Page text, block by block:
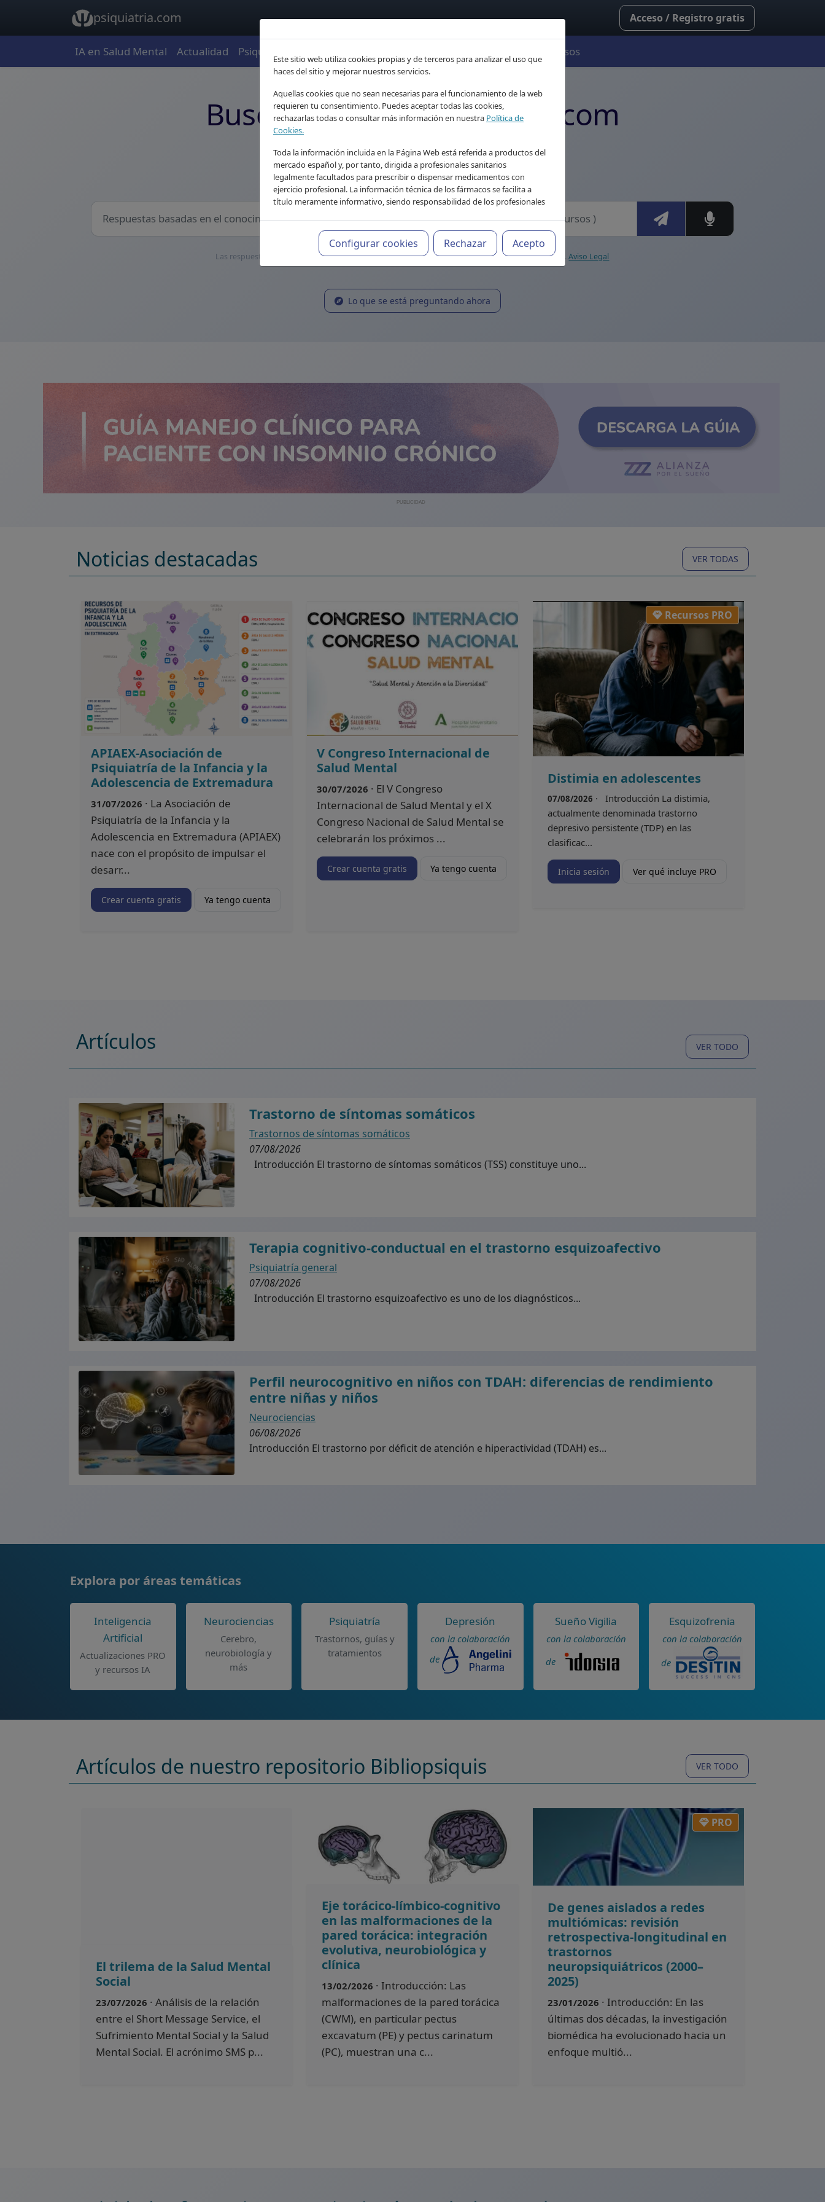
psiquiatria.com Acceso / Registro gratis
IA en Salud Mental Actualidad Psiquiatría Cursos
Este sitio web utiliza cookies propias y de terceros para analizar el uso que
haces del sitio y mejorar nuestros servicios.
Aquellas cookies que no sean necesarias para el funcionamiento de la web
requieren tu consentimiento. Puedes aceptar todas las cookies,
rechazarlas todas o consultar más información en nuestra Política de
Cookies.
Toda la información incluida en la Página Web está referida a productos del
mercado español y, por tanto, dirigida a profesionales sanitarios
legalmente facultados para prescribir o dispensar medicamentos con
ejercicio profesional. La información técnica de los fármacos se facilita a
título meramente informativo, siendo responsabilidad de los profesionales
Configurar cookies Rechazar Acepto
Psiquiatria.com: conocimiento clínico para profesionales de la
Buscador IA de Psiquiatria.com
Tu asistente de conocimiento profesional, 24/7
Las respuestas tienen finalidad informativa y educativa. No sustituyen el juicio clínico profesional.Aviso Legal
Lo que se está preguntando ahora
PUBLICIDAD
Noticias destacadas VER TODAS
APIAEX-Asociación de
Psiquiatría de la Infancia y la
Adolescencia de Extremadura
31/07/2026 · La Asociación de
Psiquiatría de la Infancia y la
Adolescencia en Extremadura (APIAEX)
nace con el propósito de impulsar el
desarr...
Crear cuenta gratis Ya tengo cuenta
V Congreso Internacional de
Salud Mental
30/07/2026 · El V Congreso
Internacional de Salud Mental y el X
Congreso Nacional de Salud Mental se
celebrarán los próximos ...
Crear cuenta gratis Ya tengo cuenta
Recursos PRO
Distimia en adolescentes
07/08/2026 · Introducción La distimia,
actualmente denominada trastorno
depresivo persistente (TDP) en las
clasificac...
Inicia sesión Ver qué incluye PRO
Artículos VER TODO
Trastorno de síntomas somáticos
Trastornos de síntomas somáticos
07/08/2026
Introducción El trastorno de síntomas somáticos (TSS) constituye uno...
Terapia cognitivo-conductual en el trastorno esquizoafectivo
Psiquiatría general
07/08/2026
Introducción El trastorno esquizoafectivo es uno de los diagnósticos...
Perfil neurocognitivo en niños con TDAH: diferencias de rendimiento
entre niñas y niños
Neurociencias
06/08/2026
Introducción El trastorno por déficit de atención e hiperactividad (TDAH) es...
Explora por áreas temáticas
Inteligencia
Artificial
Actualizaciones PRO
y recursos IA
Neurociencias
Cerebro,
neurobiología y
más
Psiquiatría
Trastornos, guías y
tratamientos
Depresión
con la colaboración
de
Sueño Vigilia
con la colaboración
de
Esquizofrenia
con la colaboración
de
Artículos de nuestro repositorio Bibliopsiquis VER TODO
El trilema de la Salud Mental
Social
23/07/2026 · Análisis de la relación
entre el Short Message Service, el
Sufrimiento Mental Social y la Salud
Mental Social. El acrónimo SMS p...
Eje torácico-límbico-cognitivo
en las malformaciones de la
pared torácica: integración
evolutiva, neurobiológica y
clínica
13/02/2026 · Introducción: Las
malformaciones de la pared torácica
(CWM), en particular pectus
excavatum (PE) y pectus carinatum
(PC), muestran una c...
PRO
De genes aislados a redes
multiómicas: revisión
retrospectiva-longitudinal en
trastornos
neuropsiquiátricos (2000–
2025)
23/01/2026 · Introducción: En las
últimas dos décadas, la investigación
biomédica ha evolucionado hacia un
enfoque multió...